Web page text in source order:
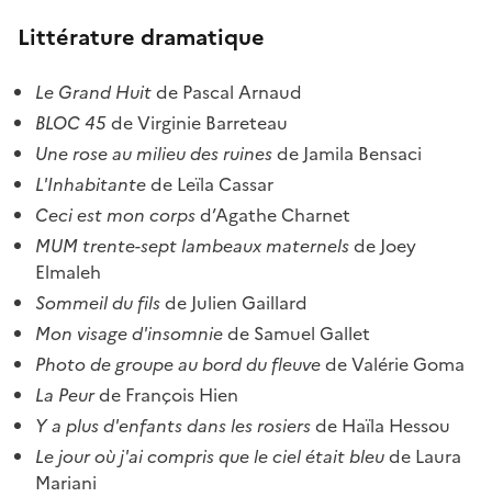
Littérature dramatique
Le Grand Huitde Pascal Arnaud
BLOC 45de Virginie Barreteau
Une rose au milieu des ruinesde Jamila Bensaci
L'Inhabitantede Leïla Cassar
Ceci est mon corpsd’Agathe Charnet
MUM trente-sept lambeaux maternelsde Joey
Elmaleh
Sommeil du filsde Julien Gaillard
Mon visage d'insomniede Samuel Gallet
Photo de groupe au bord du fleuvede Valérie Goma
La Peurde François Hien
Y a plus d'enfants dans les rosiersde Haïla Hessou
Le jour où j'ai compris que le ciel était bleude Laura
Mariani